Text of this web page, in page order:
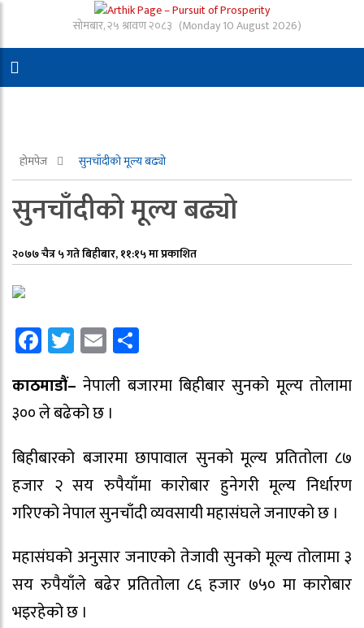
सोमबार, २५ श्रावण २०८३ (Monday 10 August 2026)
होमपेज सुनचाँदीको मूल्य बढ्यो
सुनचाँदीको मूल्य बढ्यो
२०७७ चैत्र ५ गते बिहीबार, ११:१५ मा प्रकाशित
Facebook
Twitter
Email
काठमाडौं– नेपाली बजारमा बिहीबार सुनको मूल्य तोलामा
३०० ले बढेको छ ।
बिहीबारको बजारमा छापावाल सुनको मूल्य प्रतितोला ८७
हजार २ सय रुपैयाँमा कारोबार हुनेगरी मूल्य निर्धारण
गरिएको नेपाल सुनचाँदी व्यवसायी महासंघले जनाएको छ ।
महासंघको अनुसार जनाएको तेजावी सुनको मूल्य तोलामा ३
सय रुपैयाँले बढेर प्रतितोला ८६ हजार ७५० मा कारोबार
भइरहेको छ ।